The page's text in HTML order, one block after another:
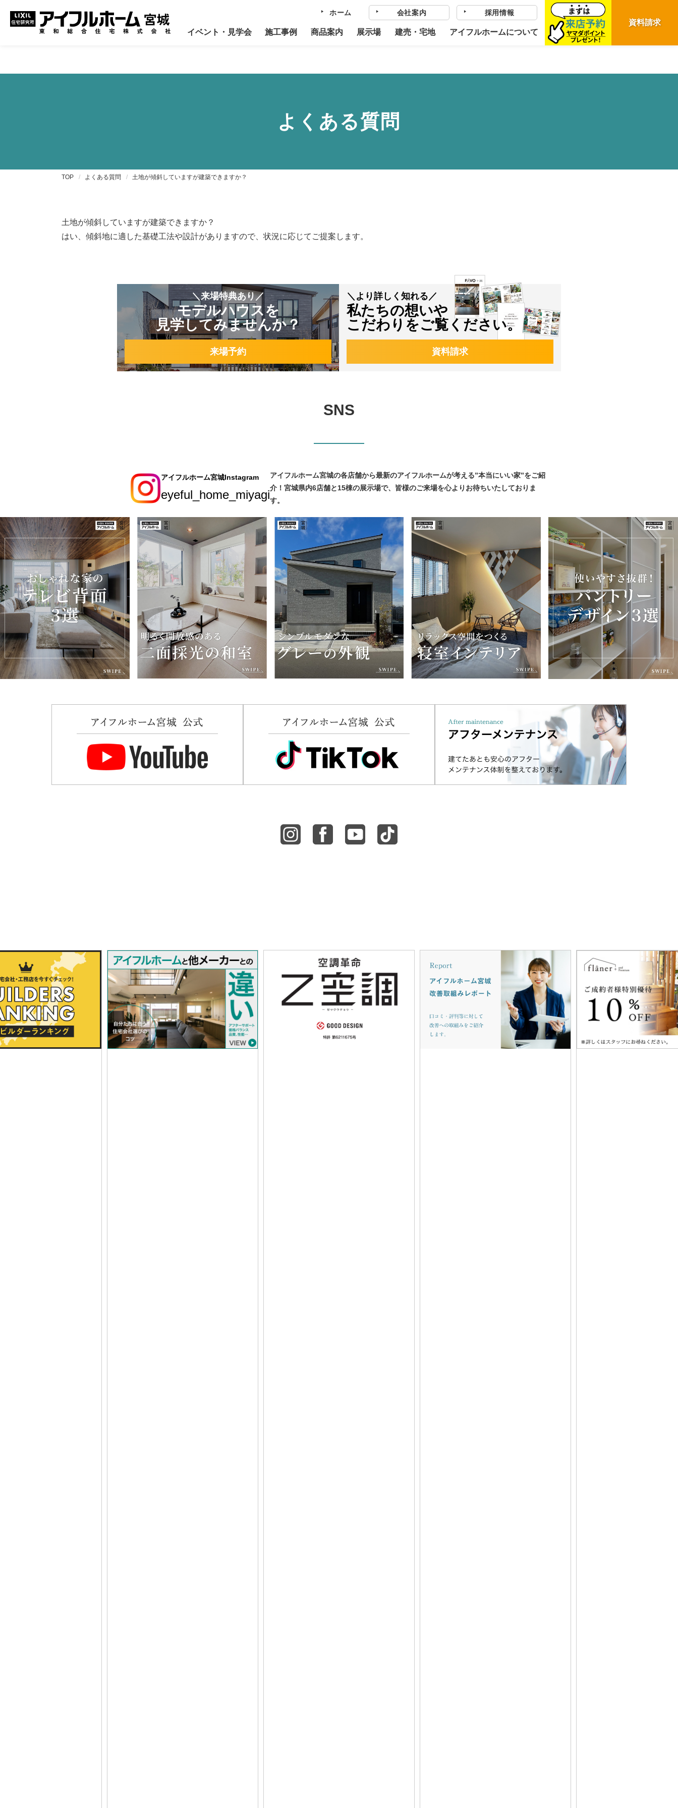
Warning: Trying to access array offset on value of type bool in /home/towa613/eyefulhome-miyagi.com/public_html/cmscontrol/wp-content/themes/eyefulhome-miyagi/single-faq.phpon line
資料請求
イベント・見学会
施工事例 商品案内 展示場 建売・宅地 アイフルホームについて
ホーム 会社案内 採用情報
よくある質問
TOP よくある質問 土地が傾斜していますが建築できますか？
土地が傾斜していますが建築できますか？
はい、傾斜地に適した基礎工法や設計がありますので、状況に応じてご提案します。
＼来場特典あり／
モデルハウスを
見学してみませんか？
来場予約
＼より詳しく知れる／
私たちの想いや
こだわりをご覧ください。
資料請求
SNS
アイフルホーム宮城Instagram
eyeful_home_miyagi
アイフルホーム宮城の各店舗から最新のアイフルホームが考える”本当にいい家”をご紹
介！宮城県内6店舗と15棟の展示場で、皆様のご来場を心よりお待ちいたしておりま
す。